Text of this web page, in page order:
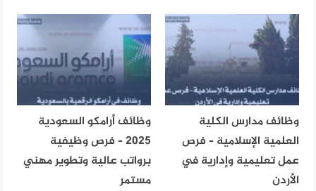
وظائف مدارس الكلية
العلمية الإسلامية – فرص
عمل تعليمية وإدارية في
الأردن
وظائف أرامكو السعودية
2025 – فرص وظيفية
برواتب عالية وتطوير مهني
مستمر